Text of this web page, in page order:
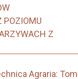
POZIOMU
Z
Agraria: Tom